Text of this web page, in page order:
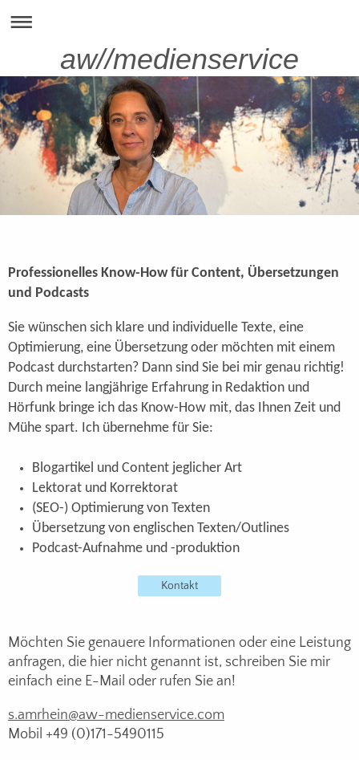
aw//medienservice
Professionelles Know-How für Content, Übersetzungen
und Podcasts
Sie wünschen sich klare und individuelle Texte, eine
Optimierung, eine Übersetzung oder möchten mit einem
Podcast durchstarten? Dann sind Sie bei mir genau richtig!
Durch meine langjährige Erfahrung in Redaktion und
Hörfunk bringe ich das Know-How mit, das Ihnen Zeit und
Mühe spart. Ich übernehme für Sie:
Blogartikel und Content jeglicher Art
Lektorat und Korrektorat
(SEO-) Optimierung von Texten
Übersetzung von englischen Texten/Outlines
Podcast-Aufnahme und -produktion
Kontakt
Möchten Sie genauere Informationen oder eine Leistung
anfragen, die hier nicht genannt ist, schreiben Sie mir
einfach eine E-Mail oder rufen Sie an!
s.amrhein@aw-medienservice.com
Mobil +49 (0)171-5490115